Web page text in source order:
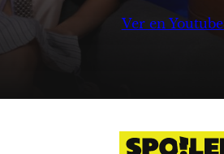
Ver en Youtube